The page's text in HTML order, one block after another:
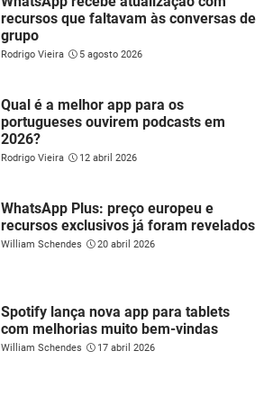
recursos que faltavam às conversas de
grupo
Rodrigo Vieira 5 agosto 2026
Qual é a melhor app para os
portugueses ouvirem podcasts em
2026?
Rodrigo Vieira 12 abril 2026
WhatsApp Plus: preço europeu e
recursos exclusivos já foram revelados
William Schendes 20 abril 2026
Spotify lança nova app para tablets
com melhorias muito bem-vindas
William Schendes 17 abril 2026